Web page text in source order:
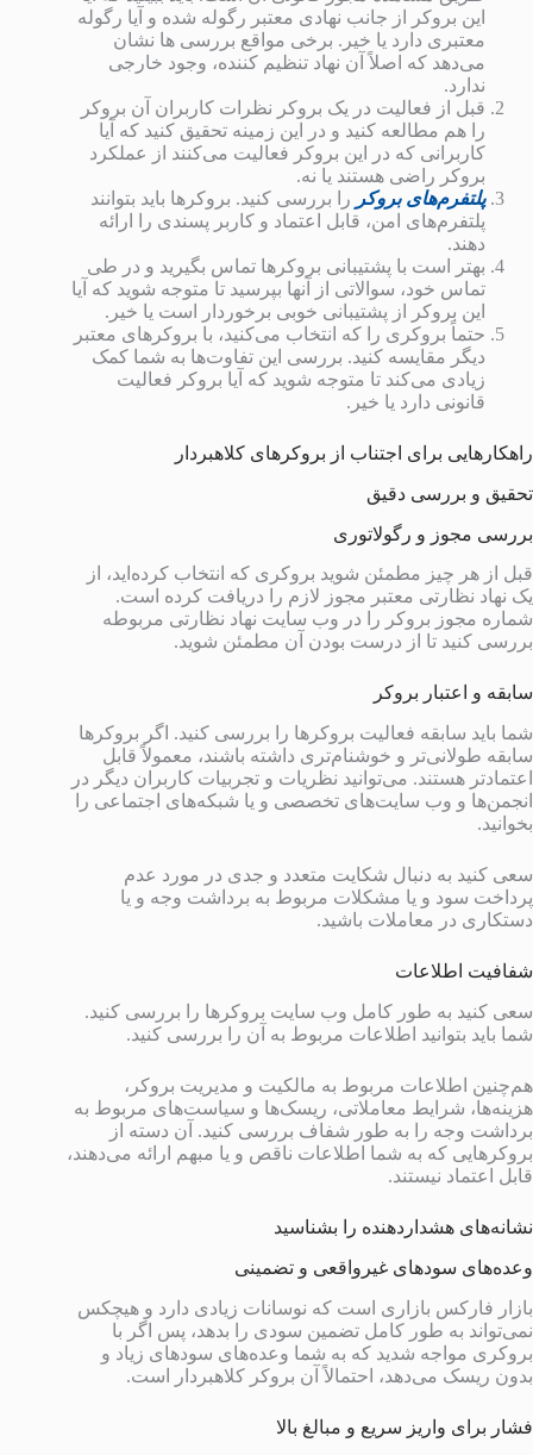
این بروکر از جانب نهادی معتبر رگوله شده و آیا رگوله
معتبری دارد یا خیر. برخی مواقع بررسی ها نشان
می‌دهد که اصلاً آن نهاد تنظیم کننده، وجود خارجی
ندارد.
قبل از فعالیت در یک بروکر نظرات کاربران آن بروکر
را هم مطالعه کنید و در این زمینه تحقیق کنید که آیا
کاربرانی که در این بروکر فعالیت می‌کنند از عملکرد
بروکر راضی هستند یا نه.
پلتفرم‌های بروکر را بررسی کنید. بروکرها باید بتوانند
پلتفرم‌های امن، قابل اعتماد و کاربر پسندی را ارائه
دهند.
بهتر است با پشتیبانی بروکرها تماس بگیرید و در طی
تماس خود، سوالاتی از آنها بپرسید تا متوجه شوید که آیا
این بروکر از پشتیبانی خوبی برخوردار است یا خیر.
حتماً بروکری را که انتخاب می‌کنید، با بروکرهای معتبر
دیگر مقایسه کنید. بررسی این تفاوت‌ها به شما کمک
زیادی می‌کند تا متوجه شوید که آیا بروکر فعالیت
قانونی دارد یا خیر.
راهکارهایی برای اجتناب از بروکرهای کلاهبردار
تحقیق و بررسی دقیق
بررسی مجوز و رگولاتوری
قبل از هر چیز مطمئن شوید بروکری که انتخاب کرده‌اید، از
یک نهاد نظارتی معتبر مجوز لازم را دریافت کرده است.
شماره مجوز بروکر را در وب سایت نهاد نظارتی مربوطه
بررسی کنید تا از درست بودن آن مطمئن شوید.
سابقه و اعتبار بروکر
شما باید سابقه فعالیت بروکرها را بررسی کنید. اگر بروکرها
سابقه طولانی‌تر و خوشنام‌تری داشته باشند، معمولاً قابل
اعتمادتر هستند. می‌توانید نظریات و تجربیات کاربران دیگر در
انجمن‌ها و وب سایت‌های تخصصی و یا شبکه‌های اجتماعی را
بخوانید.
سعی کنید به دنبال شکایت متعدد و جدی در مورد عدم
پرداخت سود و یا مشکلات مربوط به برداشت وجه و یا
دستکاری در معاملات باشید.
شفافیت اطلاعات
سعی کنید به طور کامل وب سایت بروکرها را بررسی کنید.
شما باید بتوانید اطلاعات مربوط به آن را بررسی کنید.
هم‌چنین اطلاعات مربوط به مالکیت و مدیریت بروکر،
هزینه‌ها، شرایط معاملاتی، ریسک‌ها و سیاست‌های مربوط به
برداشت وجه را به طور شفاف بررسی کنید. آن دسته از
بروکرهایی که به شما اطلاعات ناقص و یا مبهم ارائه می‌دهند،
قابل اعتماد نیستند.
نشانه‌های هشداردهنده را بشناسید
وعده‌های سودهای غیرواقعی و تضمینی
بازار فارکس بازاری است که نوسانات زیادی دارد و هیچکس
نمی‌تواند به طور کامل تضمین سودی را بدهد، پس اگر با
بروکری مواجه شدید که به شما وعده‌های سودهای زیاد و
بدون ریسک می‌دهد، احتمالاً آن بروکر کلاهبردار است.
فشار برای واریز سریع و مبالغ بالا